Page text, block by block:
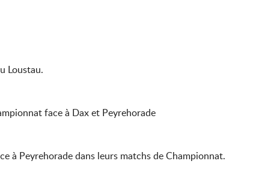
Loustau.
face à Dax et Peyrehorade
à Peyrehorade dans leurs matchs de Championnat.